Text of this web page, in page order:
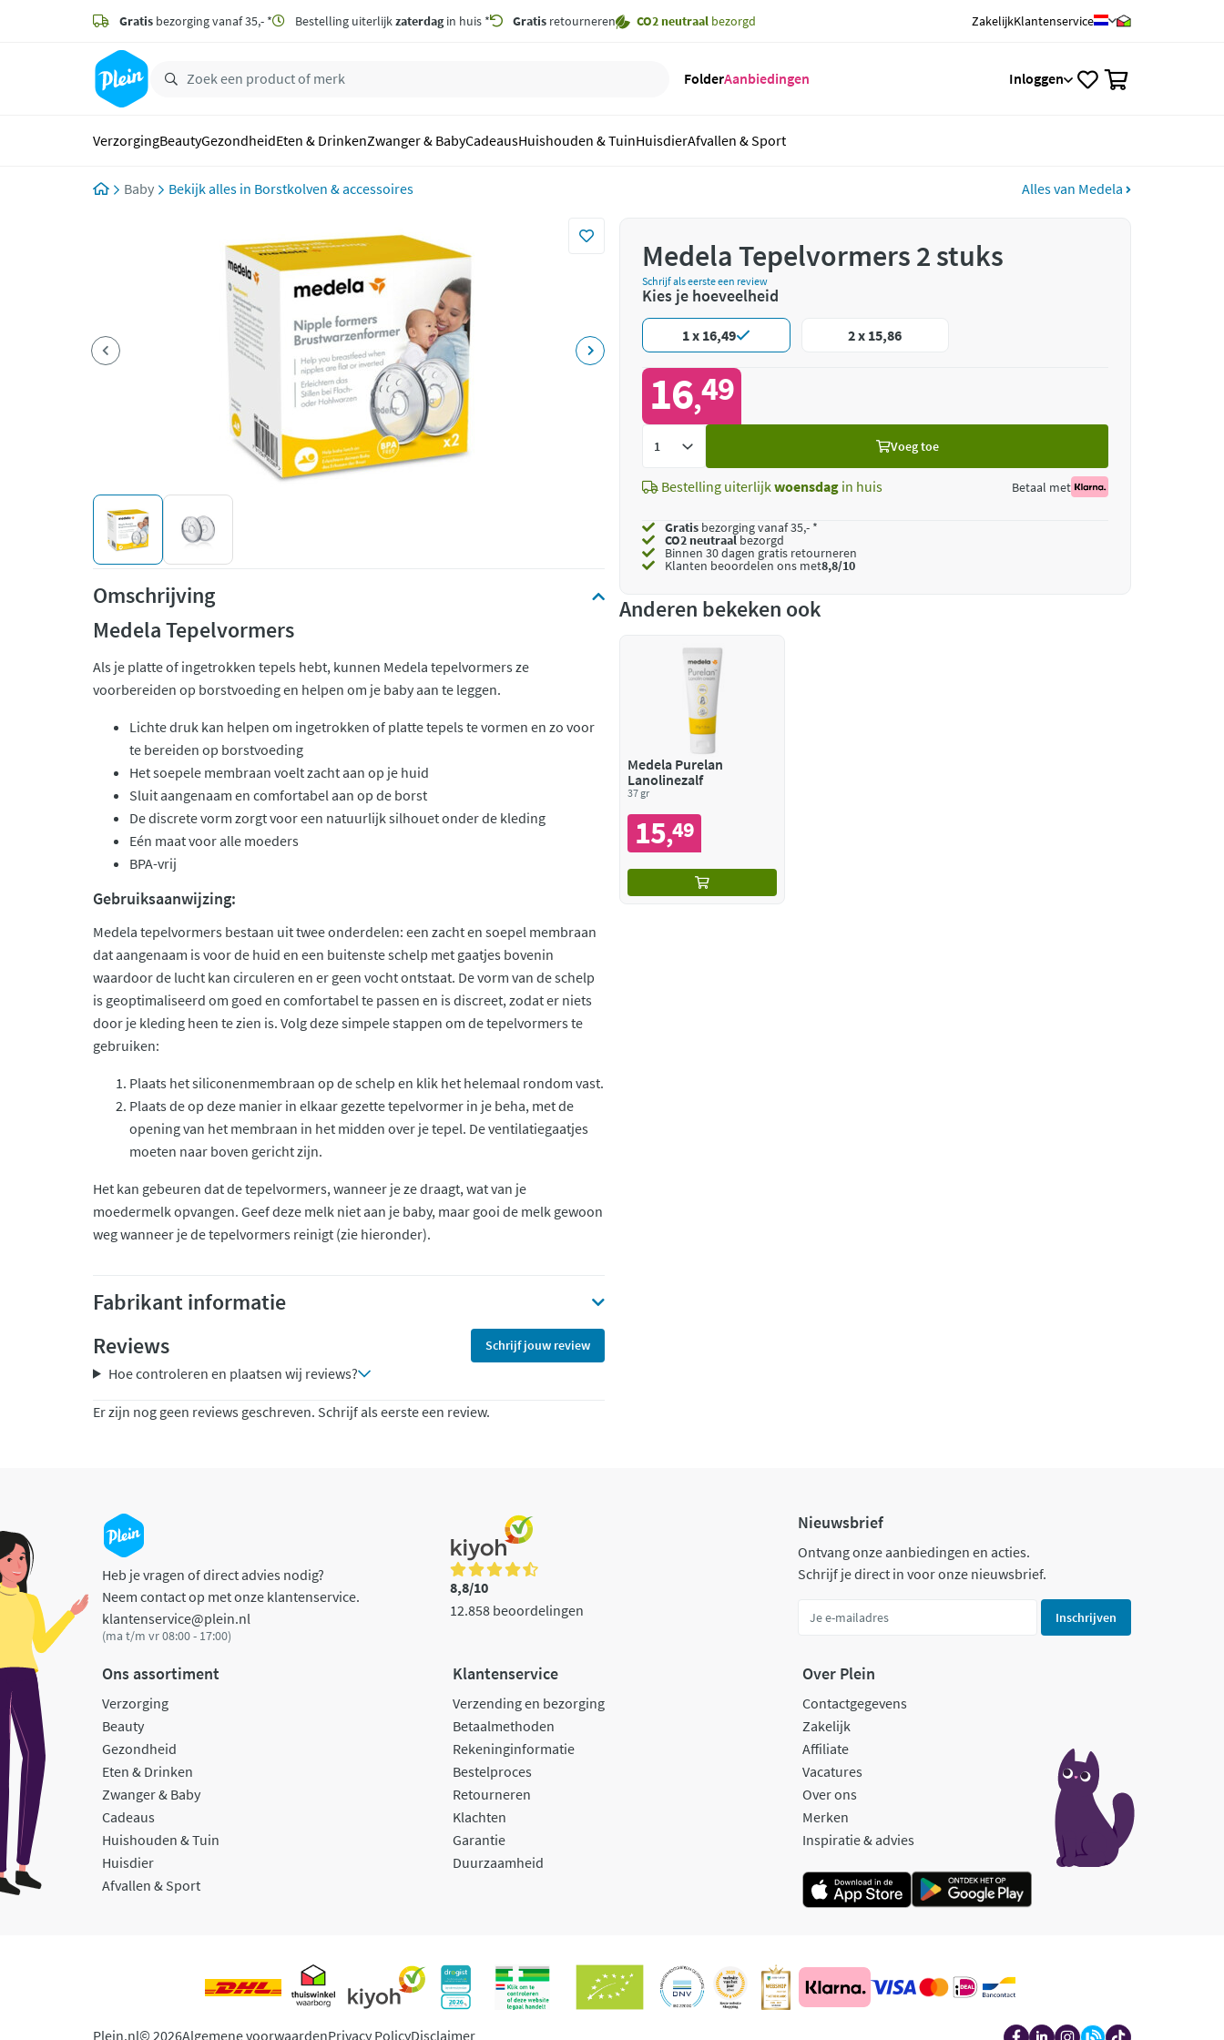
zoeken
hoofdinhoud
Gratis bezorging vanaf 35,- * Bestelling uiterlijkzaterdagin huis * Gratis retourneren CO2 neutraal bezorgd ZakelijkKlantenservice
FolderAanbiedingen Inloggen
VerzorgingBeautyGezondheidEten & DrinkenZwanger & BabyCadeausHuishouden & TuinHuisdierAfvallen & Sport
Baby Borstkolven & accessoires Alles van Medela
Omschrijving
Medela Tepelvormers
Als je platte of ingetrokken tepels hebt, kunnen Medela tepelvormers ze
voorbereiden op borstvoeding en helpen om je baby aan te leggen.
Lichte druk kan helpen om ingetrokken of platte tepels te vormen en zo voor
te bereiden op borstvoeding
Het soepele membraan voelt zacht aan op je huid
Sluit aangenaam en comfortabel aan op de borst
De discrete vorm zorgt voor een natuurlijk silhouet onder de kleding
Eén maat voor alle moeders
BPA-vrij
Gebruiksaanwijzing:
Medela tepelvormers bestaan uit twee onderdelen: een zacht en soepel membraan
dat aangenaam is voor de huid en een buitenste schelp met gaatjes bovenin
waardoor de lucht kan circuleren en er geen vocht ontstaat. De vorm van de schelp
is geoptimaliseerd om goed en comfortabel te passen en is discreet, zodat er niets
door je kleding heen te zien is. Volg deze simpele stappen om de tepelvormers te
gebruiken:
Plaats het siliconenmembraan op de schelp en klik het helemaal rondom vast.
Plaats de op deze manier in elkaar gezette tepelvormer in je beha, met de
opening van het membraan in het midden over je tepel. De ventilatiegaatjes
moeten naar boven gericht zijn.
Het kan gebeuren dat de tepelvormers, wanneer je ze draagt, wat van je
moedermelk opvangen. Geef deze melk niet aan je baby, maar gooi de melk gewoon
weg wanneer je de tepelvormers reinigt (zie hieronder).
Fabrikant informatie
Reviews
Schrijf jouw review
Hoe controleren en plaatsen wij reviews?
Er zijn nog geen reviews geschreven. Schrijf als eerste een review.
Medela Tepelvormers 2 stuks
Schrijf als eerste een review
Kies je hoeveelheid
1 x 16,49 2 x 15,86
16,49
Voeg toe
Bestelling uiterlijkwoensdag in huis Betaal met
Gratis bezorging vanaf 35,- *
CO2 neutraalbezorgd
Binnen 30 dagen gratis retourneren
Klanten beoordelen ons met8,8/10
Anderen bekeken ook
Medela Purelan
Lanolinezalf
37 gr
15,49
Heb je vragen of direct advies nodig?
Neem contact op met onze klantenservice.
klantenservice@plein.nl
(ma t/m vr 08:00 - 17:00)
8,8/10
12.858 beoordelingen
Nieuwsbrief
Ontvang onze aanbiedingen en acties.
Schrijf je direct in voor onze nieuwsbrief.
Inschrijven
Ons assortiment
Verzorging
Beauty
Gezondheid
Eten & Drinken
Zwanger & Baby
Cadeaus
Huishouden & Tuin
Huisdier
Afvallen & Sport
Klantenservice
Verzending en bezorging
Betaalmethoden
Rekeninginformatie
Bestelproces
Retourneren
Klachten
Garantie
Duurzaamheid
Over Plein
Contactgegevens
Zakelijk
Affiliate
Vacatures
Over ons
Merken
Inspiratie & advies
Plein.nl© 2026Algemene voorwaardenPrivacy PolicyDisclaimer